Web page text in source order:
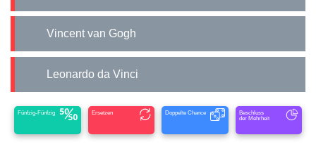
Vincent van Gogh
Leonardo da Vinci
Fünfzig-Fünfzig Ersetzen Doppelte Chance
Beschluss
der Mehrheit